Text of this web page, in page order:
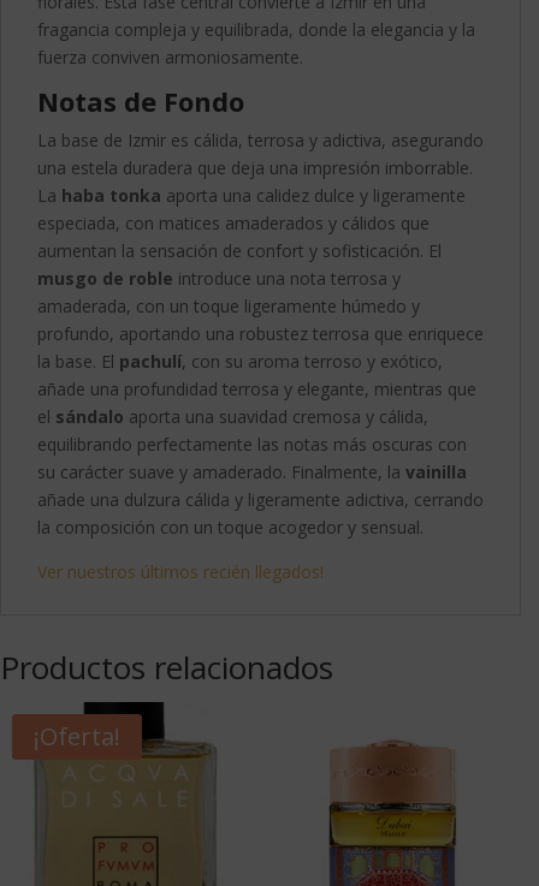
fragancia compleja y equilibrada, donde la elegancia y la
fuerza conviven armoniosamente.
Notas de Fondo
La base de Izmir es cálida, terrosa y adictiva, asegurando
una estela duradera que deja una impresión imborrable.
La haba tonka aporta una calidez dulce y ligeramente
especiada, con matices amaderados y cálidos que
aumentan la sensación de confort y sofisticación. El
musgo de roble introduce una nota terrosa y
amaderada, con un toque ligeramente húmedo y
profundo, aportando una robustez terrosa que enriquece
la base. El pachulí, con su aroma terroso y exótico,
añade una profundidad terrosa y elegante, mientras que
el sándalo aporta una suavidad cremosa y cálida,
equilibrando perfectamente las notas más oscuras con
su carácter suave y amaderado. Finalmente, la vainilla
añade una dulzura cálida y ligeramente adictiva, cerrando
la composición con un toque acogedor y sensual.
Ver nuestros últimos recién llegados!
Productos relacionados
¡Oferta!